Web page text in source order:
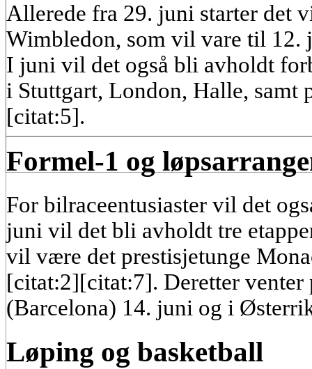
Allerede fra 29. juni starter det
Wimbledon, som vil vare til
I juni vil det også bli avholdt
i Stuttgart, London, Halle, samt
[citat:5].
Formel-1 og
For bilraceentusiaster vil det
juni vil det bli avholdt tre
vil være det prestisjetunge
[citat:2][citat:7]. Deretter venter
(Barcelona) 14. juni og i
Løping og basketball